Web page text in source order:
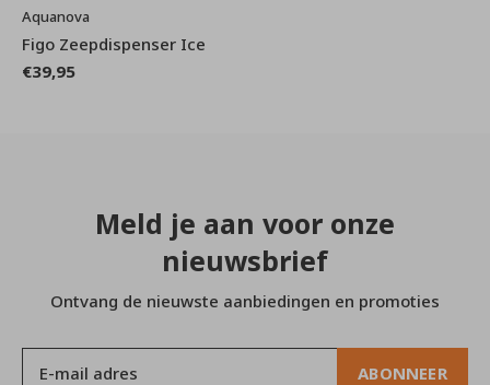
Aquanova
Figo Zeepdispenser Ice
€39,95
Meld je aan voor onze
nieuwsbrief
Ontvang de nieuwste aanbiedingen en promoties
ABONNEER